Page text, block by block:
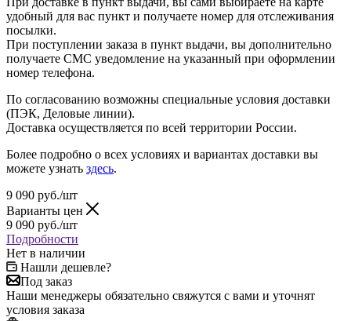
удобный для вас пункт и получаете номер для отслеживания
посылки.
При поступлении заказа в пункт выдачи, вы дополнительно
получаете СМС уведомление на указанный при оформлении
номер телефона.
По согласованию возможны специальные условия доставки
(ПЭК, Деловые линии).
Доставка осуществляется по всей территории России.
Более подробно о всех условиях и вариантах доставки вы
можете узнать здесь.
9 090 руб./шт
Варианты цен
9 090 руб./шт
Подробности
Нет в наличии
Нашли дешевле?
Под заказ
Наши менеджеры обязательно свяжутся с вами и уточнят
условия заказа